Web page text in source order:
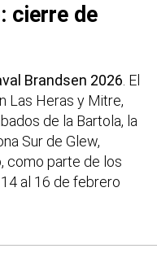
cierre de
Brandsen 2026 . El
Las Heras y Mitre,
de la Bartola, la
Sur de Glew,
como parte de los
al 16 de febrero